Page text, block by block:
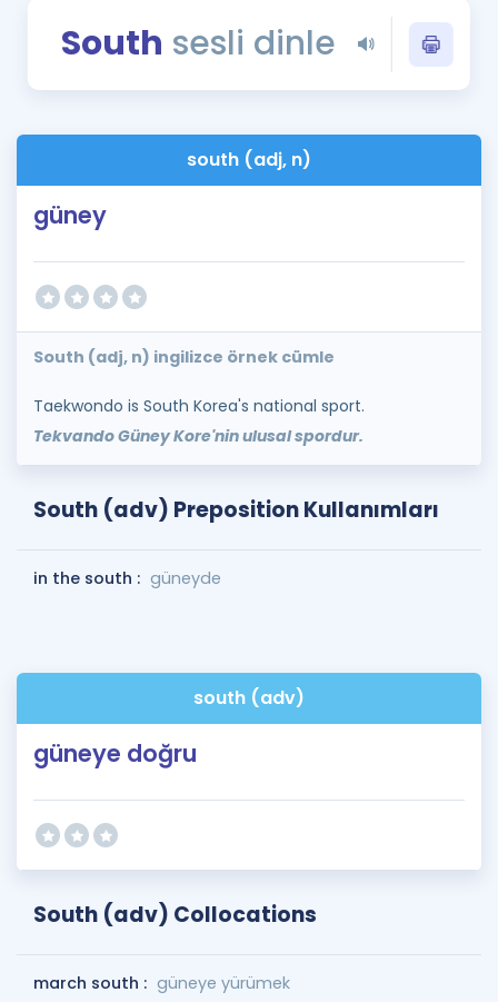
Blog
İngilizce Gramer
South sesli dinle
south (adj, n)
güney
South (adj, n) ingilizce örnek cümle
Taekwondo is South Korea's national sport.
Tekvando Güney Kore'nin ulusal spordur.
South (adv) Preposition Kullanımları
in the south : güneyde
south (adv)
güneye doğru
South (adv) Collocations
march south : güneye yürümek